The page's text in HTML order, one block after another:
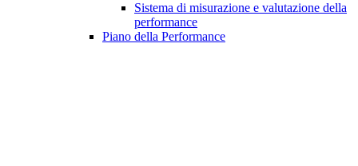
Sistema di misurazione e valutazione della
performance
Piano della Performance